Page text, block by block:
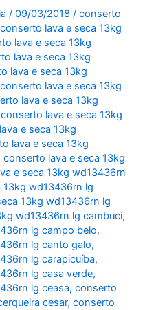
/09/03/2018 /conserto
conserto lava e seca 13kg
lava e seca 13kg
lava e seca 13kg
lava e seca 13kg
conserto lava e seca 13kg
lava e seca 13kg
conserto lava e seca 13kg
e seca 13kg
lava e seca 13kg
conserto lava e seca 13kg
e seca 13kg wd13436rn
13kg wd13436rn lg
13kg wd13436rn lg
wd13436rn lg cambuci,
lg campo belo,
lg canto galo,
lg carapicuíba,
lg casa verde,
lg ceasa,conserto
cesar,conserto